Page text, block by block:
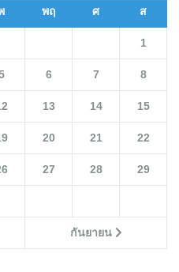
พฤ ศ ส
กันยายน
1
6 7 8
13 14 15
20 21 22
27 28 29